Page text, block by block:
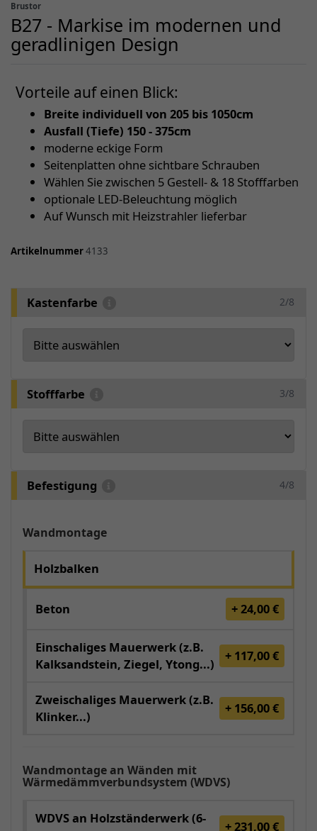
Brustor
B27 - Markise im modernen und
geradlinigen Design
Vorteile auf einen Blick:
Breite individuell von 205 bis 1050cm
Ausfall (Tiefe) 150 - 375cm
moderne eckige Form
Seitenplatten ohne sichtbare Schrauben
Wählen Sie zwischen 5 Gestell- & 18 Stofffarben
optionale LED-Beleuchtung möglich
Auf Wunsch mit Heizstrahler lieferbar
Artikelnummer4133
Kastenfarbe 2/8
Stofffarbe 3/8
Befestigung 4/8
Wandmontage
Holzbalken
Beton + 24,00 €
Einschaliges Mauerwerk (z.B.
Kalksandstein, Ziegel, Ytong...)
+ 117,00 €
Zweischaliges Mauerwerk (z.B.
Klinker...)
+ 156,00 €
Wandmontage an Wänden mit
Wärmedämmverbundsystem (WDVS)
WDVS an Holzständerwerk (6-
+ 231,00 €